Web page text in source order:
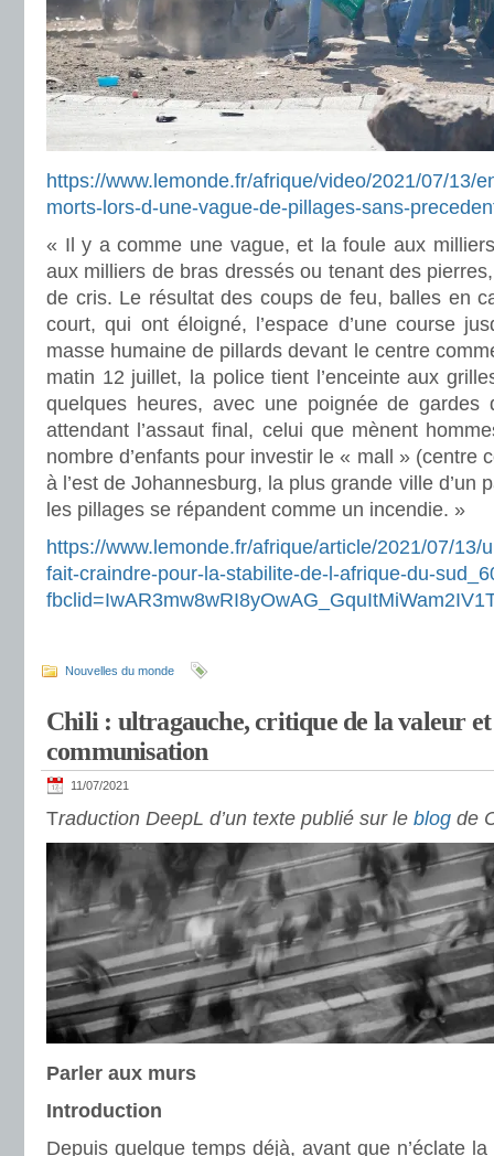
https://www.lemonde.fr/afrique/video/2021/07/13/
morts-lors-d-une-vague-de-pillages-sans-
« Il y a comme une vague, et la foule aux
aux milliers de bras dressés ou tenant des
de cris. Le résultat des coups de feu, balles en
court, qui ont éloigné, l’espace d’une course
masse humaine de pillards devant le centre
matin 12 juillet, la police tient l’enceinte aux
quelques heures, avec une poignée de gardes
attendant l’assaut final, celui que mènent
nombre d’enfants pour investir le « mall » (centre
à l’est de Johannesburg, la plus grande ville d’un
les pillages se répandent comme un incendie. »
https://www.lemonde.fr/afrique/article/2021/07/13/
fait-craindre-pour-la-stabilite-de-l-afrique-du-
Nouvelles du monde
Chili : ultragauche, critique de la valeur et
communisation
11/07/2021
Traduction DeepL d’un texte publié sur le blog de
Parler aux murs
Introduction
Depuis quelque temps déjà, avant que n’éclate